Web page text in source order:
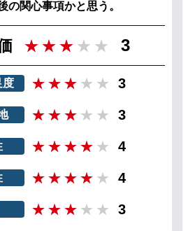
の関心事項かと思う。
3
度 3
3
4
4
3